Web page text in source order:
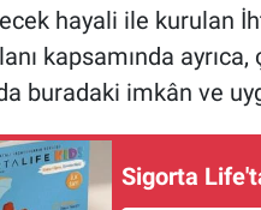
hayali ile kurulan
kapsamında
buradaki imkân ve
Sigorta